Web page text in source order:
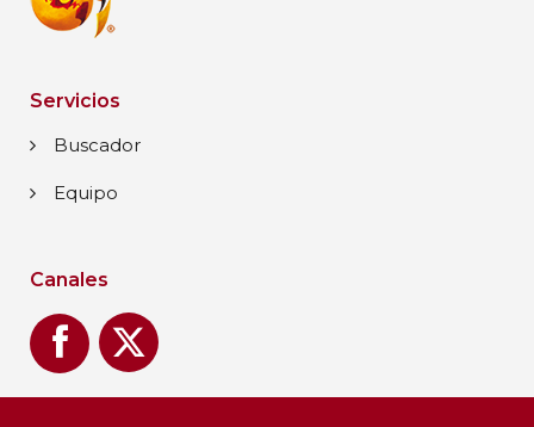
Servicios
Buscador
Equipo
Canales